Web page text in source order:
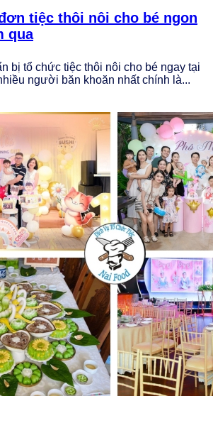
tiệc thôi nôi cho bé ngon
qua
bị tổ chức tiệc thôi nôi cho bé ngay tại
người băn khoăn nhất chính là...